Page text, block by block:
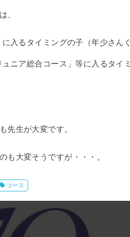
、
入るタイミングの子（年少さんぐ
ニア総合コース」等に入るタイ
先生が大変です。
も大変そうですが・・・。
コース